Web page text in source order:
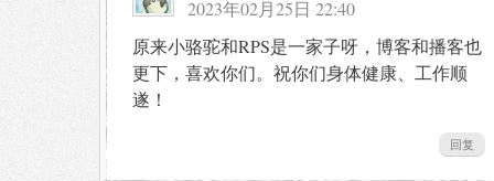
2023年02月25日 22:40
原来小骆驼和RPS是一家子呀，博客和播客也
更下，喜欢你们。祝你们身体健康、工作顺
遂！
回复